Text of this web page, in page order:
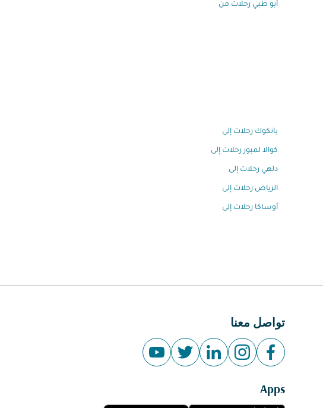
أبو ظبي رحلات من
بانكوك رحلات إلى
كوالا لمبور رحلات إلى
دلهي رحلات إلى
الرياض رحلات إلى
أوساكا رحلات إلى
تواصل معنا
Apps